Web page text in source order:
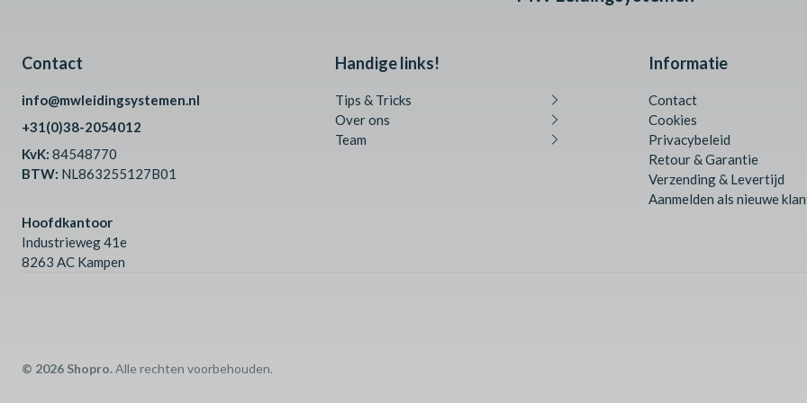
Contact
info@mwleidingsystemen.nl
+31(0)38-2054012
KvK: 84548770
BTW: NL863255127B01
Hoofdkantoor
Industrieweg 41e
8263 AC Kampen
Handige links!
Tips & Tricks
Over ons
Team
Informatie
Contact
Cookies
Privacybeleid
Retour & Garantie
Verzending & Levertijd
Aanmelden als nieuwe
© 2026 Shopro.Alle rechten voorbehouden.